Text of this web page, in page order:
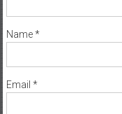
Name*
Email *